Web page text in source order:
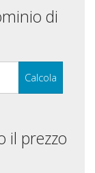
di
Calcola
il prezzo